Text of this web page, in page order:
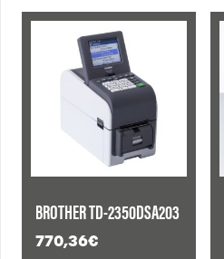
BROTHER TD-2350DSA203
770,36€